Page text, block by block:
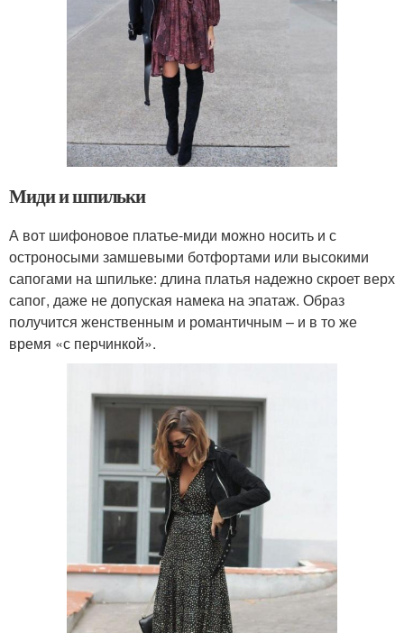
Миди и шпильки
А вот шифоновое платье-миди можно носить и с
остроносыми замшевыми ботфортами или высокими
сапогами на шпильке: длина платья надежно скроет верх
сапог, даже не допуская намека на эпатаж. Образ
получится женственным и романтичным – и в то же
время «с перчинкой».